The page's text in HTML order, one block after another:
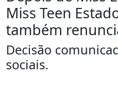
Miss Teen
também
Decisão
sociais.